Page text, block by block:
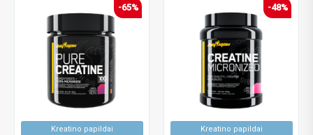
Kreatino papildai
-65%
Kreatino papildai
-48%